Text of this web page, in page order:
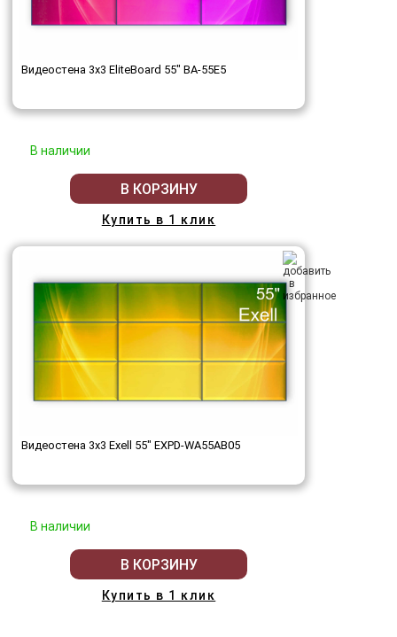
Видеостена 3x3 EliteBoard 55" BA-55E5
В наличии
В КОРЗИНУ
Купить в 1 клик
Видеостена 3x3 Exell 55" EXPD-WA55AB05
В наличии
В КОРЗИНУ
Купить в 1 клик